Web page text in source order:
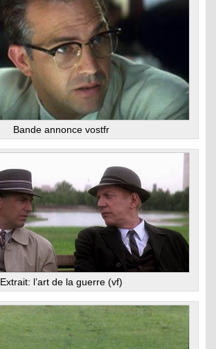
Bande annonce vostfr
Extrait: l’art de la guerre (vf)